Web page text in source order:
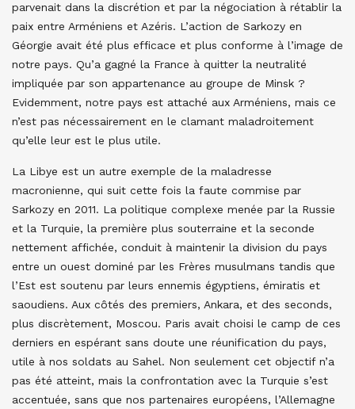
parvenait dans la discrétion et par la négociation à rétablir la
paix entre Arméniens et Azéris. L’action de Sarkozy en
Géorgie avait été plus efficace et plus conforme à l’image de
notre pays. Qu’a gagné la France à quitter la neutralité
impliquée par son appartenance au groupe de Minsk ?
Evidemment, notre pays est attaché aux Arméniens, mais ce
n’est pas nécessairement en le clamant maladroitement
qu’elle leur est le plus utile.
La Libye est un autre exemple de la maladresse
macronienne, qui suit cette fois la faute commise par
Sarkozy en 2011. La politique complexe menée par la Russie
et la Turquie, la première plus souterraine et la seconde
nettement affichée, conduit à maintenir la division du pays
entre un ouest dominé par les Frères musulmans tandis que
l’Est est soutenu par leurs ennemis égyptiens, émiratis et
saoudiens. Aux côtés des premiers, Ankara, et des seconds,
plus discrètement, Moscou. Paris avait choisi le camp de ces
derniers en espérant sans doute une réunification du pays,
utile à nos soldats au Sahel. Non seulement cet objectif n’a
pas été atteint, mais la confrontation avec la Turquie s’est
accentuée, sans que nos partenaires européens, l’Allemagne